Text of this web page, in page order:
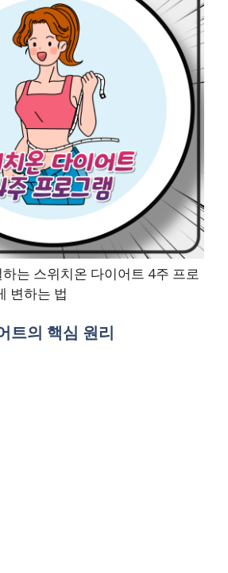
는 스위치온 다이어트 4주 프로
변하는 법
트의 핵심 원리